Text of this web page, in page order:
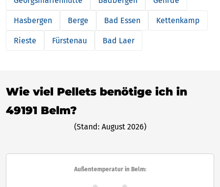
Hasbergen Berge Bad Essen Kettenkamp
Rieste Fürstenau Bad Laer
Wie viel Pellets benötige ich in
49191 Belm?
(Stand: August 2026)
Außentemperatur in Belm: